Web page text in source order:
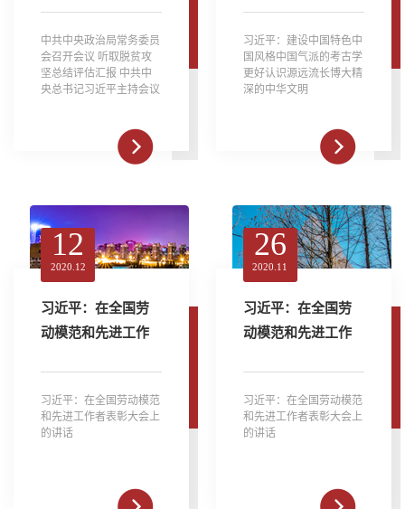
总书记习近平主持
会议
中共中央政治局常务委员
会召开会议 听取脱贫攻
坚总结评估汇报 中共中
央总书记习近平主持会议
精深的中华文明
习近平：建设中国特色中
国风格中国气派的考古学
更好认识源远流长博大精
深的中华文明
12
2020.12
习近平：在全国劳
动模范和先进工作
习近平：在全国劳动模范
和先进工作者表彰大会上
的讲话
26
2020.11
习近平：在全国劳
动模范和先进工作
习近平：在全国劳动模范
和先进工作者表彰大会上
的讲话